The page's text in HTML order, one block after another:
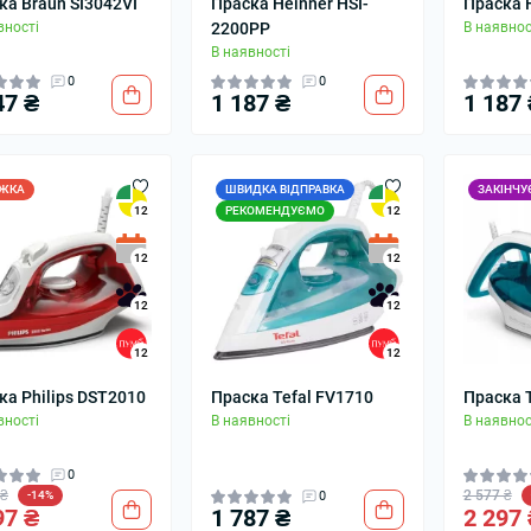
0
₴
2200PP
В наявності
0
1 187 ₴
В
1 187
12
12
12
12
Philips DST2010
0
-14%
₴
ШВИДКА ВІДПРАВКА
РЕКОМЕНДУЄМО
12
12
12
12
Праска Tefal FV1710
В наявності
0
1 787 ₴
Праска
В
2 577 ₴
2 297